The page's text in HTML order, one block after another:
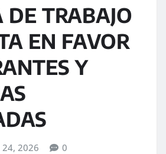
DE TRABAJO
EN FAVOR
Y
24, 2026 0